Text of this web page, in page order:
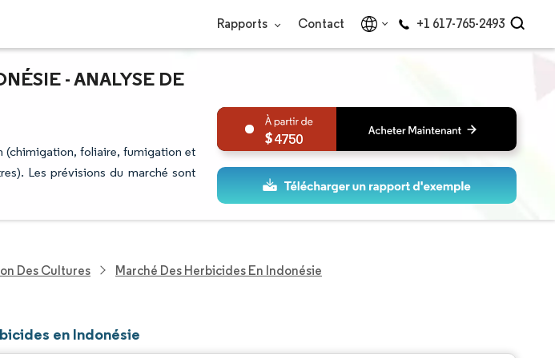
Rapports Contact +1 617-765-2493
- ANALYSE DE
(chimigation, foliaire, fumigation et
Les prévisions du marché sont
4750
Des Cultures Marché Des Herbicides En Indonésie
en Indonésie